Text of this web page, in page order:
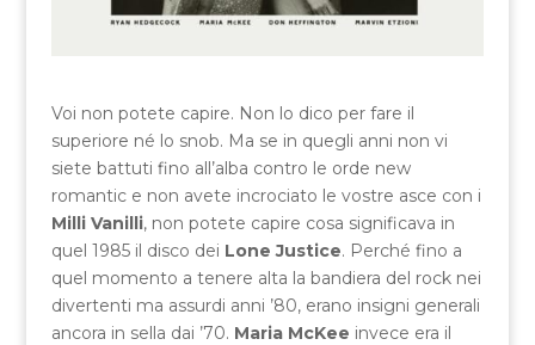
Voi non potete capire. Non lo dico per fare il
superiore né lo snob. Ma se in quegli anni non vi
siete battuti fino all’alba contro le orde new
romantic e non avete incrociato le vostre asce con i
Milli Vanilli, non potete capire cosa significava in
quel 1985 il disco dei Lone Justice. Perché fino a
quel momento a tenere alta la bandiera del rock nei
divertenti ma assurdi anni ’80, erano insigni generali
ancora in sella dai ’70. Maria McKee invece era il